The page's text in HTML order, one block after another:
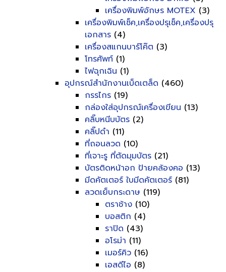
เครื่องพิมพ์อักษร MOTEX (3)
เครื่องพิมพ์เช็ค,เครื่องปรุเช็ค,เครื่องปรุ
เอกสาร (4)
เครื่องสแกนบาร์โค๊ต (3)
โทรศัพท์ (1)
ไฟฉุกเฉิน (1)
อุปกรณ์สำนักงานเบ็ดเตล็ด (460)
กรรไกร (19)
กล่องใส่อุปกรณ์เครื่องเขียน (13)
คลิ๊บหนีบบัตร (2)
คลิ๊ปดำ (11)
ที่ถอนลวด (10)
ที่เจาะรู ที่ตัดมุมบัตร (21)
บัตรติดหน้าอก ป้ายคล้องคอ (13)
มีดคัตเตอร์ ใบมีดคัตเตอร์ (81)
ลวดเย็บกระดาษ (119)
ตราช้าง (10)
บอสติก (4)
ราปิด (43)
อโรม่า (11)
เมอร์คิว (16)
เอสดีไอ (8)